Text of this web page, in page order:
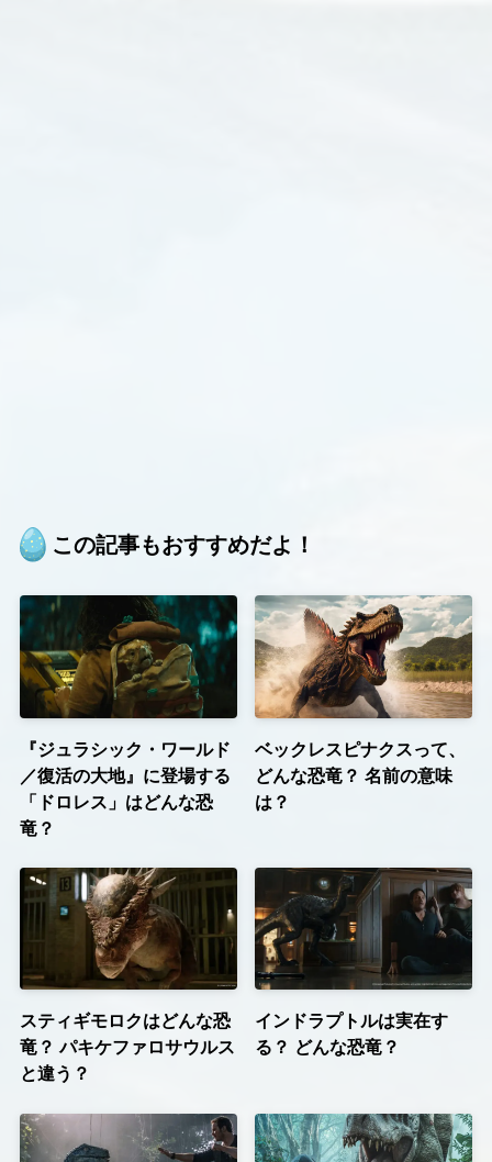
この記事もおすすめだよ！
『ジュラシック・ワールド
／復活の大地』に登場する
「ドロレス」はどんな恐
竜？
ベックレスピナクスって、
どんな恐竜？ 名前の意味
は？
スティギモロクはどんな恐
竜？ パキケファロサウルス
と違う？
インドラプトルは実在す
る？ どんな恐竜？